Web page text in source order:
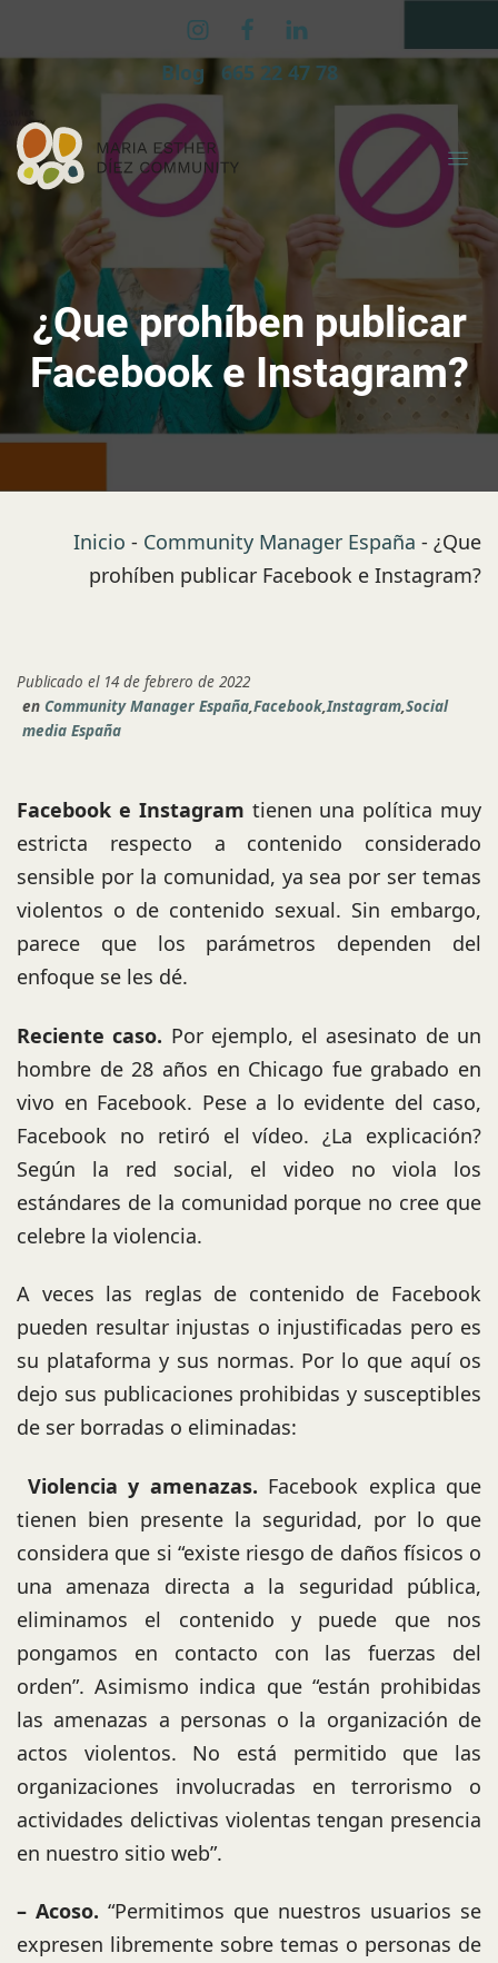
Blog 665 22 47 78
¿Que prohíben publicar
Facebook e Instagram?
Inicio - Community Manager España - ¿Que
prohíben publicar Facebook e Instagram?
Publicado el 14 de febrero de 2022
en Community Manager España,Facebook,Instagram,Social
media España
Facebook e Instagram tienen una política muy
estricta respecto a contenido considerado
sensible por la comunidad, ya sea por ser temas
violentos o de contenido sexual. Sin embargo,
parece que los parámetros dependen del
enfoque se les dé.
Reciente caso. Por ejemplo, el asesinato de un
hombre de 28 años en Chicago fue grabado en
vivo en Facebook. Pese a lo evidente del caso,
Facebook no retiró el vídeo. ¿La explicación?
Según la red social, el video no viola los
estándares de la comunidad porque no cree que
celebre la violencia.
A veces las reglas de contenido de Facebook
pueden resultar injustas o injustificadas pero es
su plataforma y sus normas. Por lo que aquí os
dejo sus publicaciones prohibidas y susceptibles
de ser borradas o eliminadas:
Violencia y amenazas. Facebook explica que
tienen bien presente la seguridad, por lo que
considera que si “existe riesgo de daños físicos o
una amenaza directa a la seguridad pública,
eliminamos el contenido y puede que nos
pongamos en contacto con las fuerzas del
orden”. Asimismo indica que “están prohibidas
las amenazas a personas o la organización de
actos violentos. No está permitido que las
organizaciones involucradas en terrorismo o
actividades delictivas violentas tengan presencia
en nuestro sitio web”.
– Acoso. “Permitimos que nuestros usuarios se
expresen libremente sobre temas o personas de